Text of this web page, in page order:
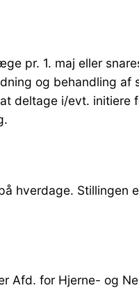
pr. 1. maj eller
og behandling
deltage i/evt.
hverdage.
Afd. for Hjerne- og